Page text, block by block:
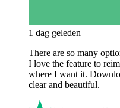
1 dag geleden
There are so many
I love the feature to
where I want it.
clear and beautiful.